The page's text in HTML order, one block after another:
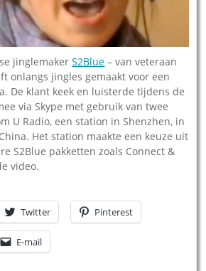
jinglemakerS2Blue – van veteraan
onlangs jingles gemaakt voor een
De klant keek en luisterde tijdens de
via Skype met gebruik van twee
U Radio, een station in Shenzhen, in
Het station maakte een keuze uit
S2Blue pakketten zoals Connect &
video.
Twitter Pinterest
E-mail